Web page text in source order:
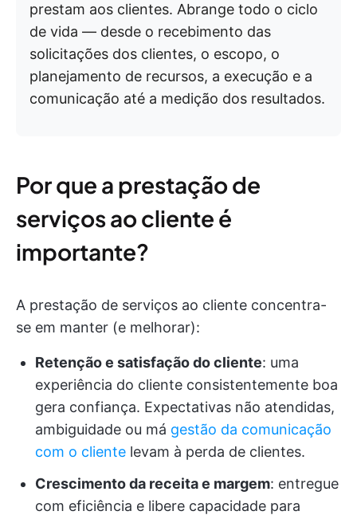
prestam aos clientes. Abrange todo o ciclo
de vida — desde o recebimento das
solicitações dos clientes, o escopo, o
planejamento de recursos, a execução e a
comunicação até a medição dos resultados.
Por que a prestação de
serviços ao cliente é
importante?
A prestação de serviços ao cliente concentra-
se em manter (e melhorar):
Retenção e satisfação do cliente: uma
experiência do cliente consistentemente boa
gera confiança. Expectativas não atendidas,
ambiguidade ou má gestão da comunicação
com o cliente levam à perda de clientes.
Crescimento da receita e margem: entregue
com eficiência e libere capacidade para